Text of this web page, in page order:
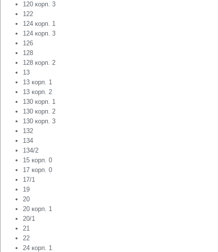
120 корп. 3
122
124 корп. 1
124 корп. 3
126
128
128 корп. 2
13
13 корп. 1
13 корп. 2
130 корп. 1
130 корп. 2
130 корп. 3
132
134
134/2
15 корп. 0
17 корп. 0
17/1
19
20
20 корп. 1
20/1
21
22
24 корп. 1